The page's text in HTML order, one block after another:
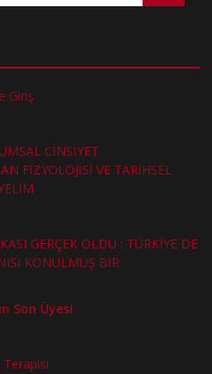
Giriş
CİNSİYET
FİZYOLOJİSİ VE TARİHSEL
GERÇEK OLDU : TÜRKİYE´DE
KONULMUŞ BİR
Son Üyesi
Terapisi